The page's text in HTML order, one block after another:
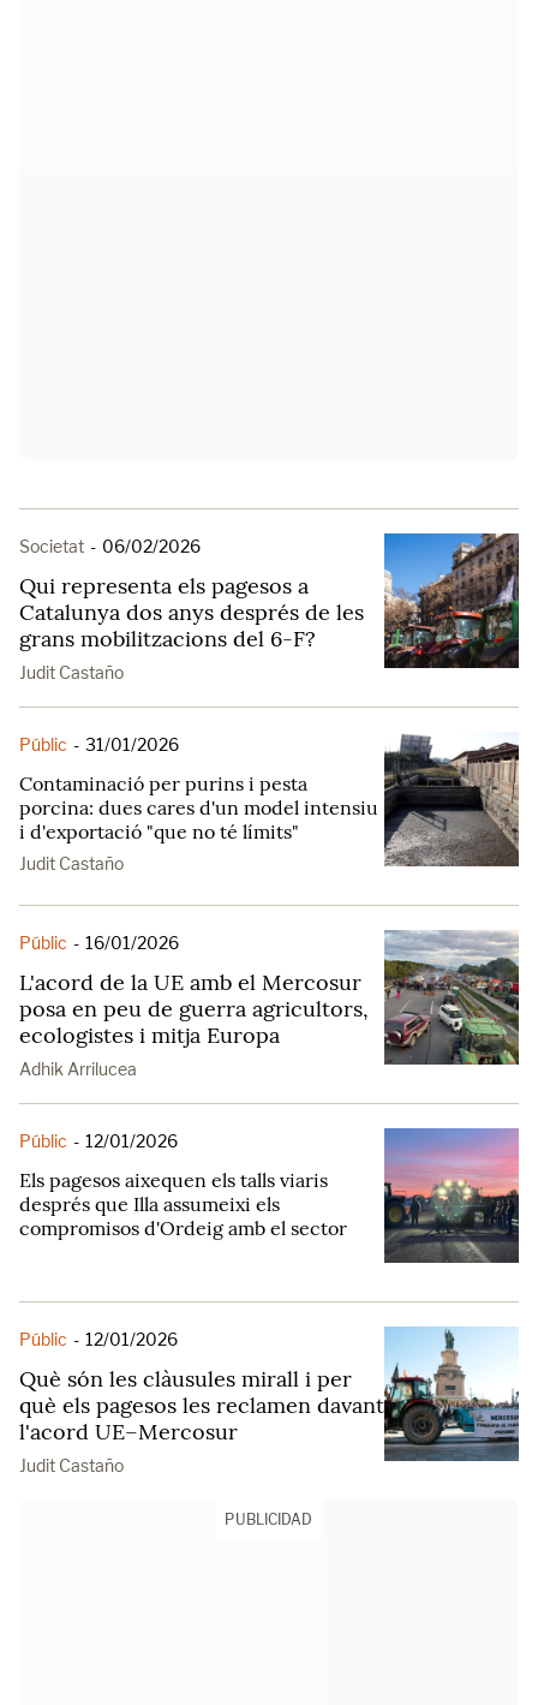
Societat - 06/02/2026
Qui representa els pagesos a
Catalunya dos anys després de les
grans mobilitzacions del 6-F?
Judit Castaño
Públic - 31/01/2026
Contaminació per purins i pesta
porcina: dues cares d'un model intensiu
i d'exportació "que no té límits"
Judit Castaño
Públic - 16/01/2026
L'acord de la UE amb el Mercosur
posa en peu de guerra agricultors,
ecologistes i mitja Europa
Adhik Arrilucea
Públic - 12/01/2026
Els pagesos aixequen els talls viaris
després que Illa assumeixi els
compromisos d'Ordeig amb el sector
Públic - 12/01/2026
Què són les clàusules mirall i per
què els pagesos les reclamen davant
l'acord UE–Mercosur
Judit Castaño
PUBLICIDAD